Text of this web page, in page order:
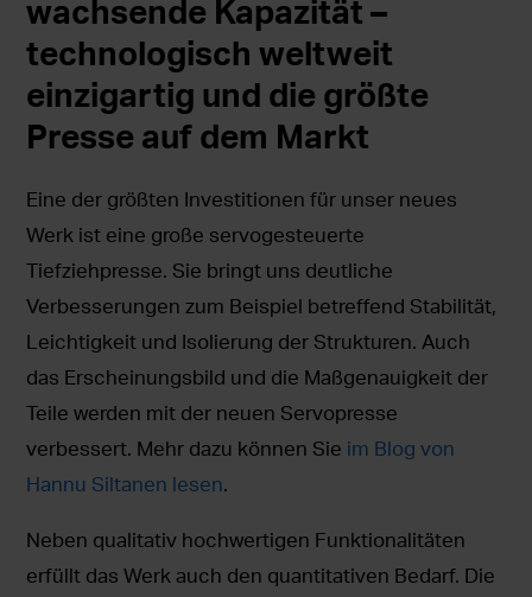
wachsende Kapazität –
technologisch weltweit
einzigartig und die größte
Presse auf dem Markt
Eine der größten Investitionen für unser neues
Werk ist eine große servogesteuerte
Tiefziehpresse. Sie bringt uns deutliche
Verbesserungen zum Beispiel betreffend Stabilität,
Leichtigkeit und Isolierung der Strukturen. Auch
das Erscheinungsbild und die Maßgenauigkeit der
Teile werden mit der neuen Servopresse
verbessert. Mehr dazu können Sie im Blog von
Hannu Siltanen lesen.
Neben qualitativ hochwertigen Funktionalitäten
erfüllt das Werk auch den quantitativen Bedarf. Die